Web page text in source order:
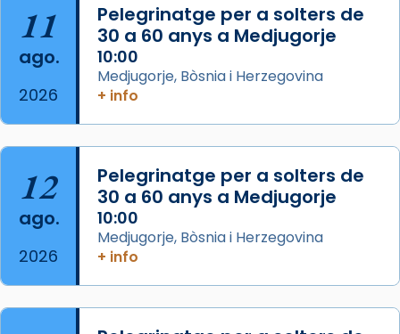
2 weeks ago
Jaume, fill de Zebedeu, és juntament amb el
seu germà Joan i Pere un dels que
acompanyava més de prop Jesús.
Segons el llibre dels Fets (12,2) fou el primer
apòstol màrtir, decapitat a Jerusalem per
Herodes Agripa (vers l'any 44).
Patró de Galícia, després de les invasions
musulmanes fou venerat com a patró dels
Regnes castellans i més tard de tota
Espanya.
11
ago.
2026
Pelegrinatge per a solters de
30 a 60 anys a Medjugorje
10:00
Medjugorje, Bòsnia i Herzegovina
+ info
12
ago.
2026
Pelegrinatge per a solters de
30 a 60 anys a Medjugorje
10:00
Medjugorje, Bòsnia i Herzegovina
+ info